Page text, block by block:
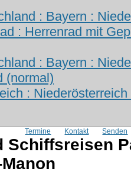
: Bayern :
: Herrenrad mit
: Bayern :
(normal)
:
Termine Kontakt Senden
Schiffsreisen